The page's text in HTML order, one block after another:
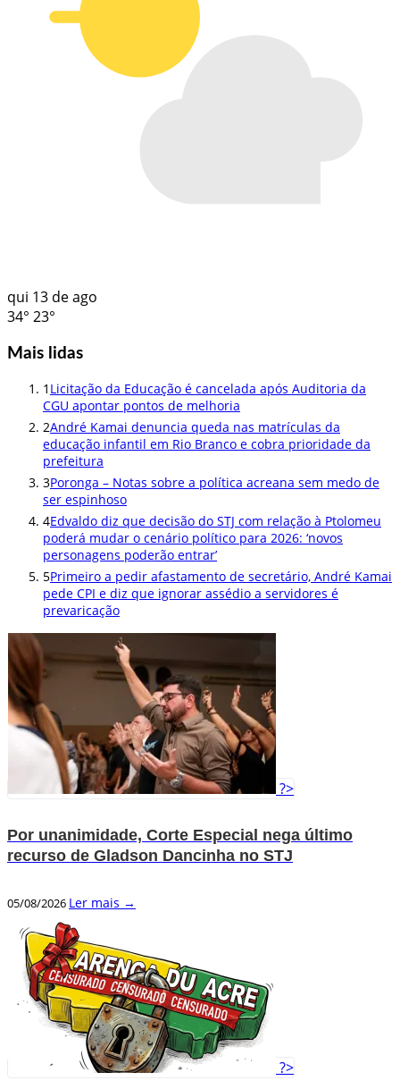
qui 13 de ago
34° 23°
Mais lidas
1 Licitação da Educação é cancelada após Auditoria da
CGU apontar pontos de melhoria
2André Kamai denuncia queda nas matrículas da
educação infantil em Rio Branco e cobra prioridade da
prefeitura
3Poronga – Notas sobre a política acreana sem medo de
ser espinhoso
4Edvaldo diz que decisão do STJ com relação à Ptolomeu
poderá mudar o cenário político para 2026: ‘novos
personagens poderão entrar’
5Primeiro a pedir afastamento de secretário, André Kamai
pede CPI e diz que ignorar assédio a servidores é
prevaricação
?>
Por unanimidade, Corte Especial nega último
recurso de Gladson Dancinha no STJ
05/08/2026 Ler mais →
?>